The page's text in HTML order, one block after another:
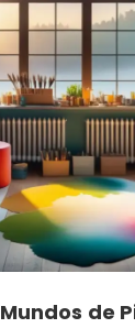
Mundos de